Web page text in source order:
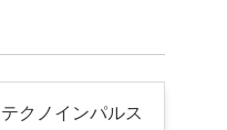
テクノインパルス